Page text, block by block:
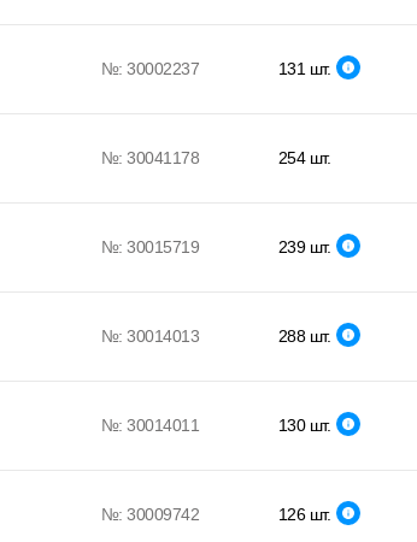
№: 30002237 131 шт.
№: 30041178 254 шт.
№: 30015719 239 шт.
№: 30014013 288 шт.
№: 30014011 130 шт.
№: 30009742 126 шт.